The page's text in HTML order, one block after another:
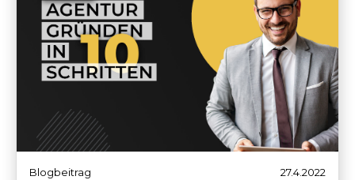
Blogbeitrag 27.4.2022